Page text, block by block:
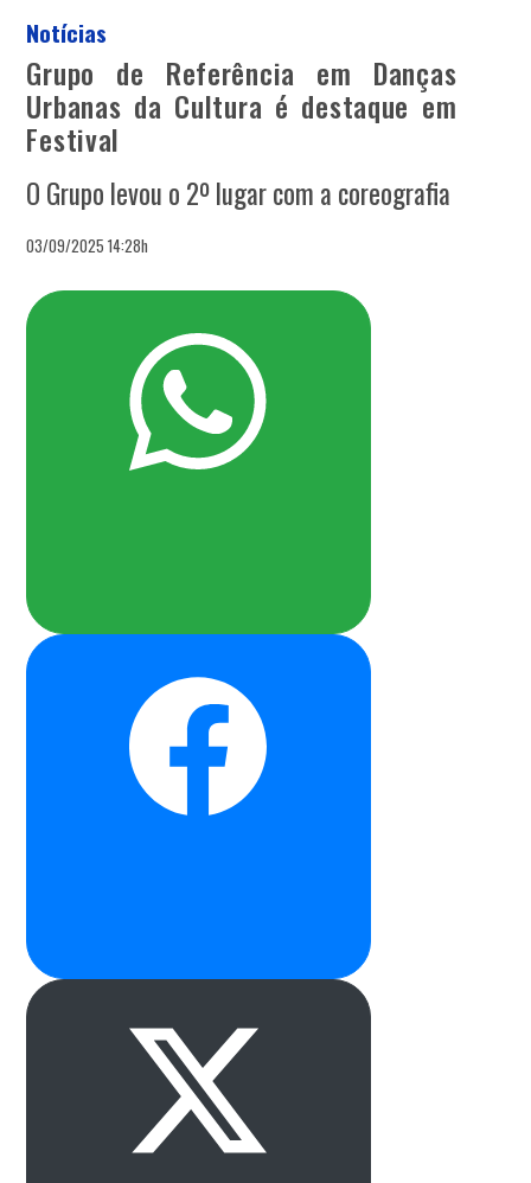
Notícias
Grupo de Referência em Danças
Urbanas da Cultura é destaque em
Festival
O Grupo levou o 2º lugar com a coreografia
03/09/2025 14:28h